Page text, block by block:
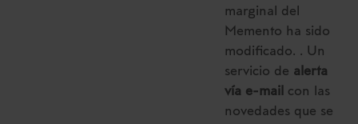
marginal del
Memento ha sido
modificado. . Un
servicio de alerta
vía e-mail con las
novedades que se